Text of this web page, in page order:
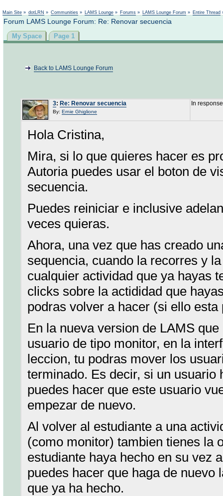
Main Site » dotLRN » Communities » LAMS Lounge » Forums » LAMS Lounge Forum » Entire Thread
Forum LAMS Lounge Forum: Re: Renovar secuencia
My Space Page 1
Back to LAMS Lounge Forum
3: Re: Renovar secuencia
By: Ernie Ghiglione
In
Hola Cristina,
Mira, si lo que quieres hacer es
Autoria puedes usar el boton de
secuencia.
Puedes reiniciar e inclusive
veces quieras.
Ahora, una vez que has creado
sequencia, cuando la recorres y
cualquier actividad que ya hayas
clicks sobre la actididad que
podras volver a hacer (si ello esta
En la nueva version de LAMS
usuario de tipo monitor, en la
leccion, tu podras mover los
terminado. Es decir, si un usuario
puedes hacer que este usuario
empezar de nuevo.
Al volver al estudiante a una
(como monitor) tambien tienes la
estudiante haya hecho en su vez
puedes hacer que haga de
que ya ha hecho.